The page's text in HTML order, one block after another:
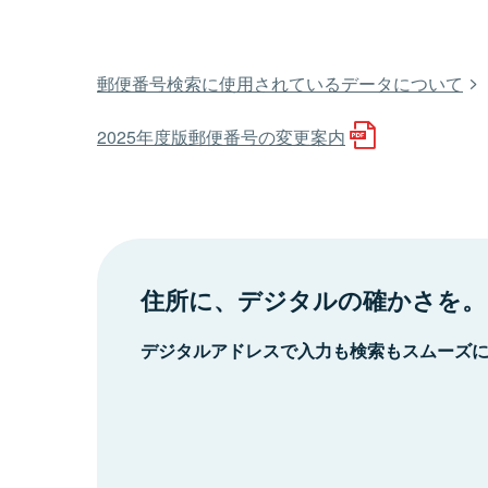
郵便番号検索に使用されているデータについて
2025年度版郵便番号の変更案内
住所に、デジタルの確かさを。
デジタルアドレスで入力も検索もスムーズ